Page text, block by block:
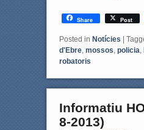
Share Post
Posted in Notícies
d'Ebre, mossos, policia,
robatoris
Informatiu
8-2013)